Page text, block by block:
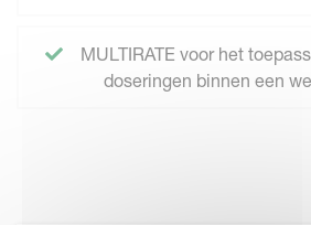
MULTIRATE voor het
doseringen binnen een